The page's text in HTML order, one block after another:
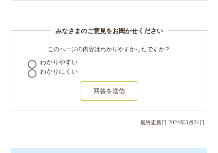
みなさまのご意見をお聞かせください
このページの内容はわかりやすかったですか？
わかりやすい
わかりにくい
回答を送信
最終更新日:2024年3 月21 日